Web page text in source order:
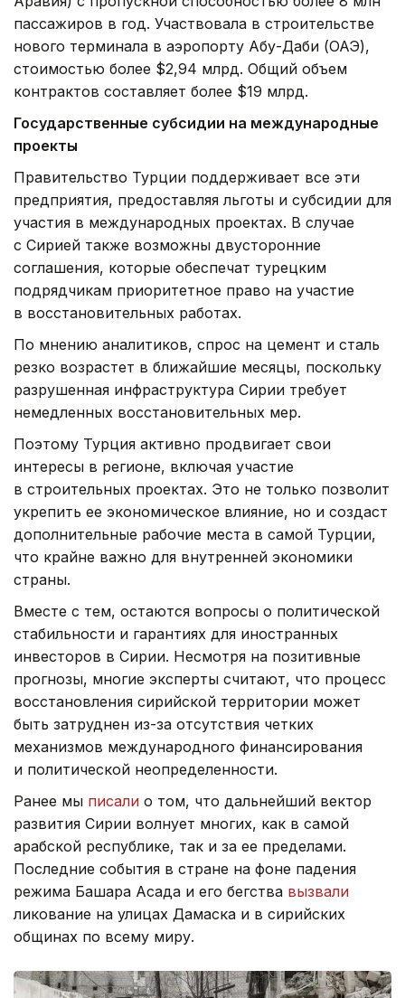
пассажиров в год. Участвовала в строительстве
нового терминала в аэропорту Абу-Даби (ОАЭ),
стоимостью более $2,94 млрд. Общий объем
контрактов составляет более $19 млрд.
Государственные субсидии на международные
проекты
Правительство Турции поддерживает все эти
предприятия, предоставляя льготы и субсидии для
участия в международных проектах. В случае
с Сирией также возможны двусторонние
соглашения, которые обеспечат турецким
подрядчикам приоритетное право на участие
в восстановительных работах.
По мнению аналитиков, спрос на цемент и сталь
резко возрастет в ближайшие месяцы, поскольку
разрушенная инфраструктура Сирии требует
немедленных восстановительных мер.
Поэтому Турция активно продвигает свои
интересы в регионе, включая участие
в строительных проектах. Это не только позволит
укрепить ее экономическое влияние, но и создаст
дополнительные рабочие места в самой Турции,
что крайне важно для внутренней экономики
страны.
Вместе с тем, остаются вопросы о политической
стабильности и гарантиях для иностранных
инвесторов в Сирии. Несмотря на позитивные
прогнозы, многие эксперты считают, что процесс
восстановления сирийской территории может
быть затруднен из-за отсутствия четких
механизмов международного финансирования
и политической неопределенности.
Ранее мы писали о том, что дальнейший вектор
развития Сирии волнует многих, как в самой
арабской республике, так и за ее пределами.
Последние события в стране на фоне падения
режима Башара Асада и его бегства вызвали
ликование на улицах Дамаска и в сирийских
общинах по всему миру.